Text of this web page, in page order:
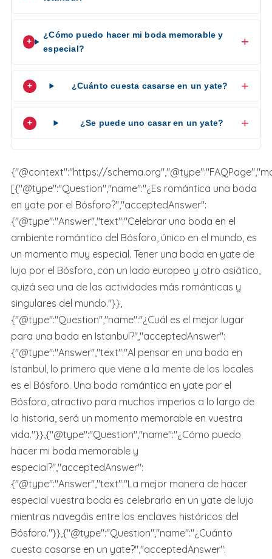
¿Cómo puedo hacer mi boda memorable y
especial?
¿Cuánto cuesta casarse en un yate?
¿Se puede uno casar en un yate?
{"@context":"https://
[{"@type":"Question","name":"¿Es romántica una boda
en yate por el Bósforo?","acceptedAnswer":
{"@type":"Answer","text":"Celebrar una boda en el
ambiente romántico del Bósforo, único en el mundo, es
un momento muy especial. Tener una boda en yate de
lujo por el Bósforo, con un lado europeo y otro asiático,
quizá sea una de las actividades más románticas y
singulares del mundo."}},
{"@type":"Question","name":"¿Cuál es el mejor lugar
para una boda en Istanbul?","acceptedAnswer":
{"@type":"Answer","text":"Al pensar en una boda en
Istanbul, lo primero que viene a la mente de los locales
es el Bósforo. Una boda romántica en yate por el
Bósforo, atractivo para muchos imperios a lo largo de
la historia, será un momento memorable en vuestra
vida."}},{"@type":"Question","name":"¿Cómo puedo
hacer mi boda memorable y
especial?","acceptedAnswer":
{"@type":"Answer","text":"La mejor manera de hacer
especial vuestra boda es celebrarla en un yate de lujo
mientras navegáis entre los enclaves históricos del
Bósforo."}},{"@type":"Question","name":"¿Cuánto
cuesta casarse en un yate?","acceptedAnswer":